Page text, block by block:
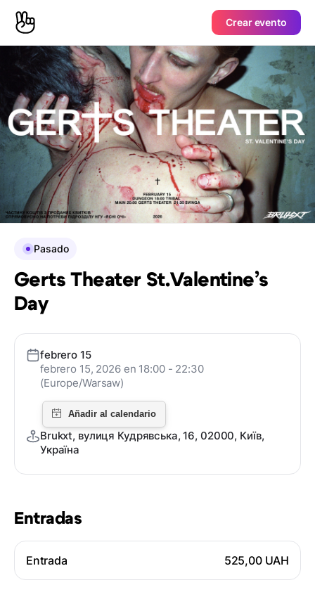
Crear evento
Entradas
Entrada 525,00 UAH
Pasado
Gerts Theater St.Valentine’s
Day
febrero 15
febrero 15, 2026 en 18:00 - 22:30
(Europe/Warsaw)
Brukxt, вулиця Кудрявська, 16, 02000, Київ,
Україна